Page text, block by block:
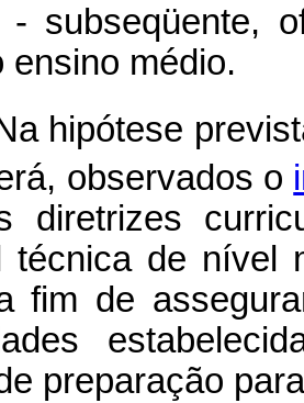
- subseqüente,
ensino médio.
hipótese
observados o
diretrizes
técnica de nível
fim de
preparação